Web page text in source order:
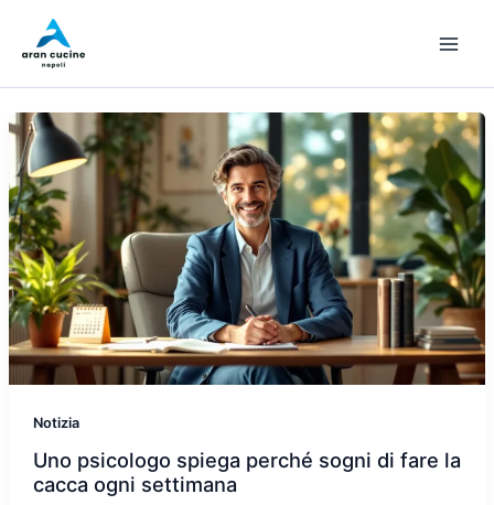
contenuto
Notizia
Uno psicologo spiega perché sogni di fare la
cacca ogni settimana